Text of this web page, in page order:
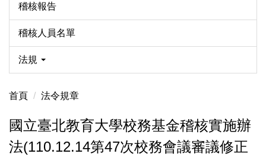
稽核報告
稽核人員名單
法規
首頁 法令規章
國立臺北教育大學校務基金稽核實施辦
法(110.12.14第47次校務會議審議修正